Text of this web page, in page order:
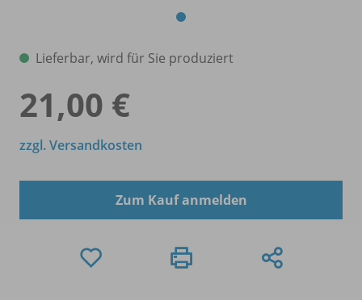
Lieferbar, wird für Sie produziert
21,00 €
zzgl. Versandkosten
Zum Kauf anmelden